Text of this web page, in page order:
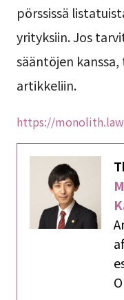
pörssissä
yrityksiin. Jos
sääntöjen
artikkeliin.
https://